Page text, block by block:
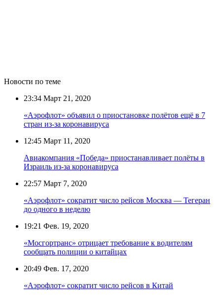
Новости по теме
23:34 Март 21, 2020
«Аэрофлот» объявил о приостановке полётов ещё в 7
стран из-за коронавируса
12:45 Март 11, 2020
Авиакомпания «Победа» приостанавливает полёты в
Израиль из-за коронавируса
22:57 Март 7, 2020
«Аэрофлот» сократит число рейсов Москва — Тегеран
до одного в неделю
19:21 Фев. 19, 2020
«Мосгортранс» отрицает требование к водителям
сообщать полиции о китайцах
20:49 Фев. 17, 2020
«Аэрофлот» сократит число рейсов в Китай